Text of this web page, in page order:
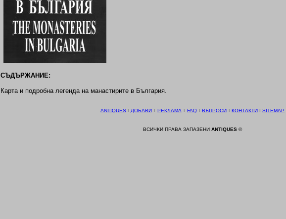
СЪДЪРЖАНИЕ:
Карта и подробна легенда на манастирите в България.
ANTIQUES І ДОБАВИ І РЕКЛАМА І FAQ І ВЪПРОСИ І КОНТАКТИ І SITEMAP
ВСИЧКИ ПРАВА ЗАПАЗЕНИ ANTIQUES ©